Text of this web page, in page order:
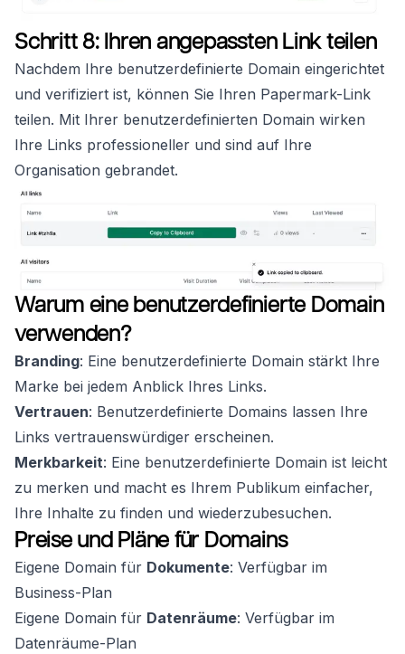
Schritt 8: Ihren angepassten Link teilen
Nachdem Ihre benutzerdefinierte Domain eingerichtet
und verifiziert ist, können Sie Ihren Papermark-Link
teilen. Mit Ihrer benutzerdefinierten Domain wirken
Ihre Links professioneller und sind auf Ihre
Organisation gebrandet.
Warum eine benutzerdefinierte Domain
verwenden?
Branding: Eine benutzerdefinierte Domain stärkt Ihre
Marke bei jedem Anblick Ihres Links.
Vertrauen: Benutzerdefinierte Domains lassen Ihre
Links vertrauenswürdiger erscheinen.
Merkbarkeit: Eine benutzerdefinierte Domain ist leicht
zu merken und macht es Ihrem Publikum einfacher,
Ihre Inhalte zu finden und wiederzubesuchen.
Preise und Pläne für Domains
Eigene Domain für Dokumente: Verfügbar im
Business-Plan
Eigene Domain für Datenräume: Verfügbar im
Datenräume-Plan